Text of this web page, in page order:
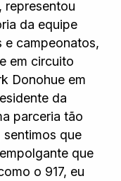
representou
da equipe
e campeonatos,
em circuito
Donohue em
da
parceria tão
sentimos que
que
o 917, eu